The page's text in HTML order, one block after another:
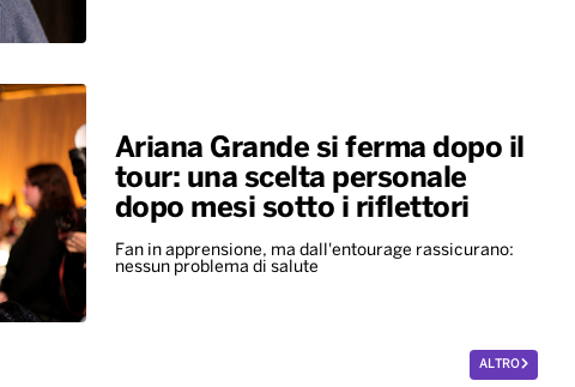
Ariana Grande si ferma dopo il
tour: una scelta personale
dopo mesi sotto i riflettori
Fan in apprensione, ma dall'entourage rassicurano:
nessun problema di salute
ALTRO